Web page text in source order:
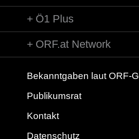
Ö1 Plus
ORF.at Network
Bekanntgaben laut ORF-G
Publikumsrat
Kontakt
Datenschutz